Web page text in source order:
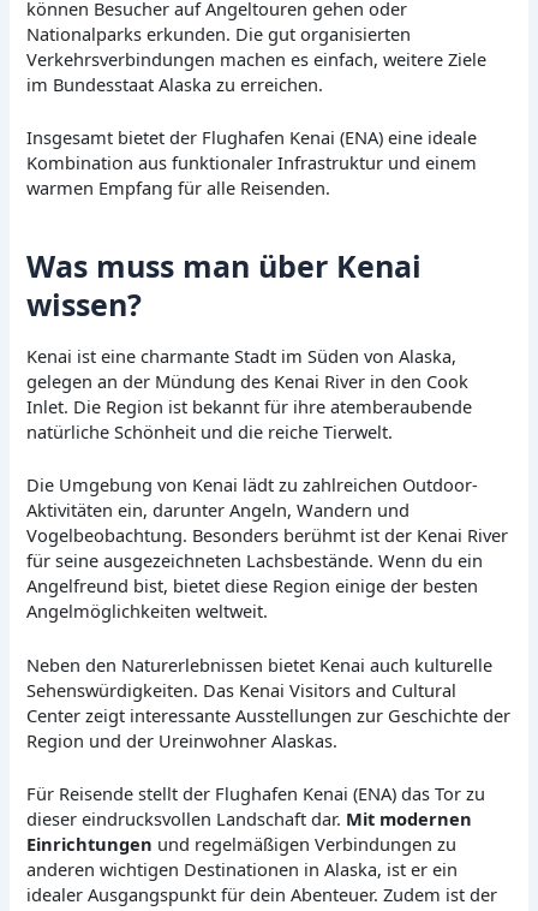
können Besucher auf Angeltouren gehen oder
Nationalparks erkunden. Die gut organisierten
Verkehrsverbindungen machen es einfach, weitere Ziele
im Bundesstaat Alaska zu erreichen.
Insgesamt bietet der Flughafen Kenai (ENA) eine ideale
Kombination aus funktionaler Infrastruktur und einem
warmen Empfang für alle Reisenden.
Was muss man über Kenai
wissen?
Kenai ist eine charmante Stadt im Süden von Alaska,
gelegen an der Mündung des Kenai River in den Cook
Inlet. Die Region ist bekannt für ihre atemberaubende
natürliche Schönheit und die reiche Tierwelt.
Die Umgebung von Kenai lädt zu zahlreichen Outdoor-
Aktivitäten ein, darunter Angeln, Wandern und
Vogelbeobachtung. Besonders berühmt ist der Kenai River
für seine ausgezeichneten Lachsbestände. Wenn du ein
Angelfreund bist, bietet diese Region einige der besten
Angelmöglichkeiten weltweit.
Neben den Naturerlebnissen bietet Kenai auch kulturelle
Sehenswürdigkeiten. Das Kenai Visitors and Cultural
Center zeigt interessante Ausstellungen zur Geschichte der
Region und der Ureinwohner Alaskas.
Für Reisende stellt der Flughafen Kenai (ENA) das Tor zu
dieser eindrucksvollen Landschaft dar. Mit modernen
Einrichtungen und regelmäßigen Verbindungen zu
anderen wichtigen Destinationen in Alaska, ist er ein
idealer Ausgangspunkt für dein Abenteuer. Zudem ist der